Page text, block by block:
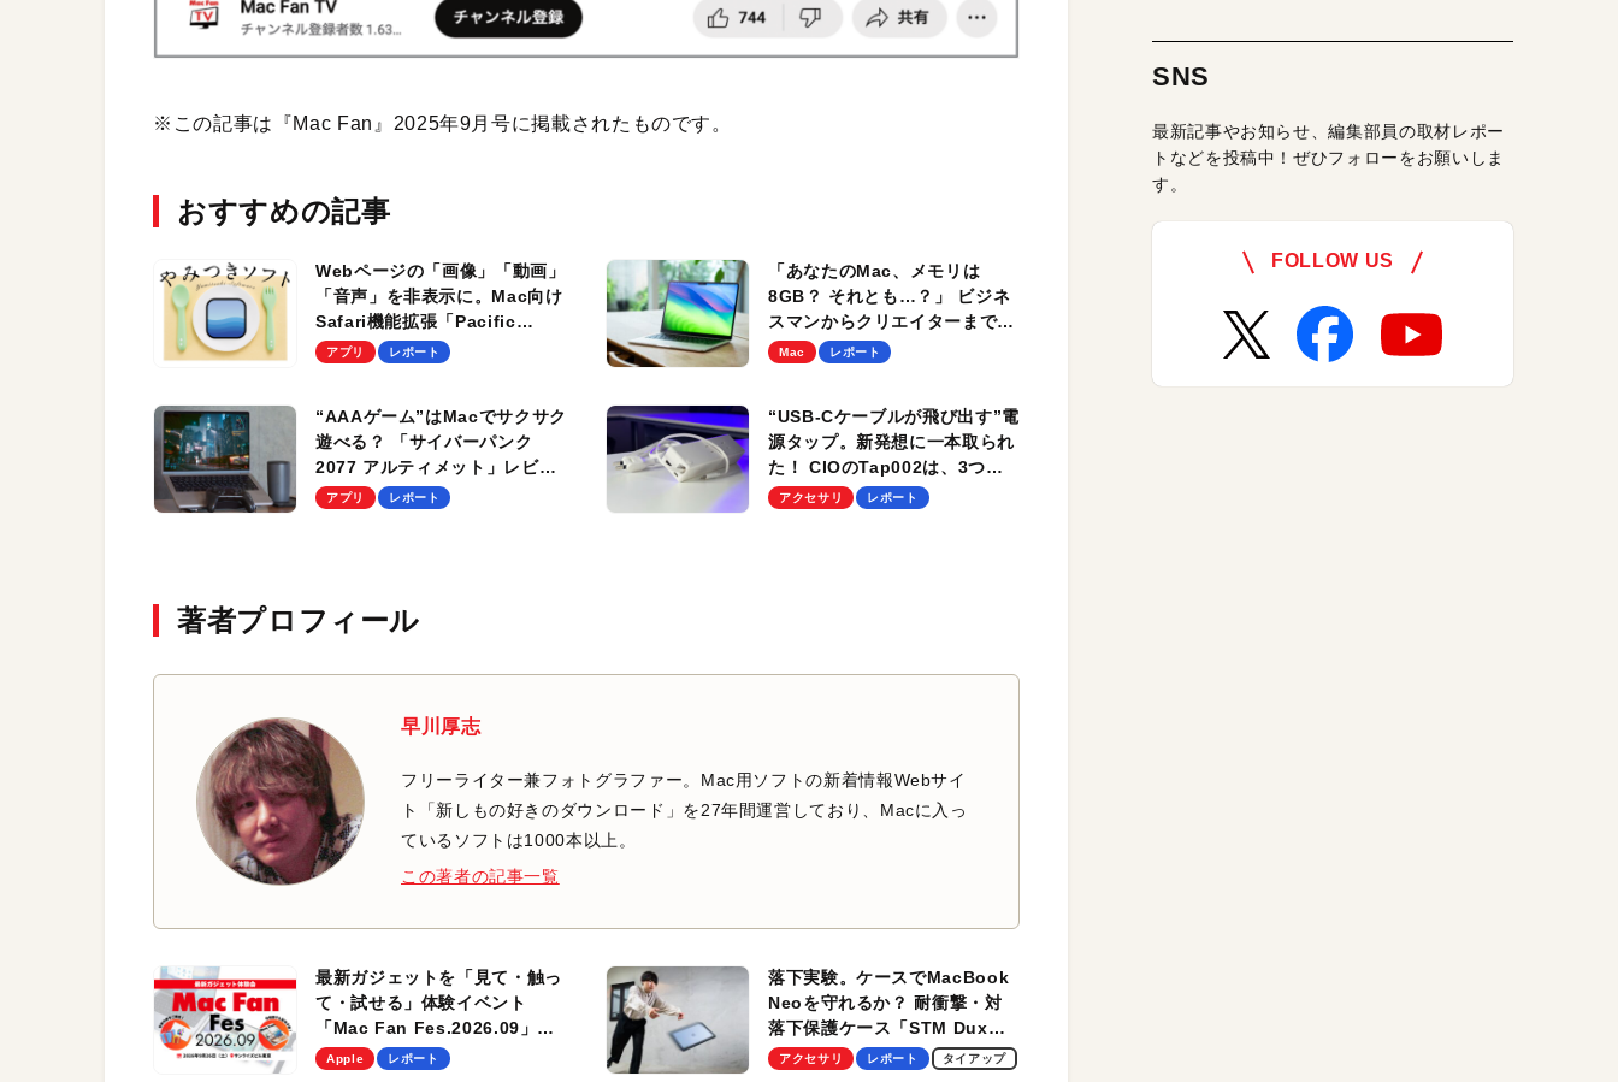
※この記事は『Mac Fan』2025年9月号に掲載されたものです。
おすすめの記事
Webページの「画像」「動画」
「音声」を非表示に。Mac向け
Safari機能拡張「Pacific
Block」。テキストへの集中
アプリ レポート
「あなたのMac、メモリは
8GB？ それとも…？」 ビジネ
スマンからクリエイターまで、
Macユーザ20人に聞いてみた
Mac レポート
“AAAゲーム”はMacでサクサク
遊べる？ 「サイバーパンク
2077 アルティメット」レビュ
ー。1万円越えの価値は…間違
アプリ レポート
“USB-Cケーブルが飛び出す”電
源タップ。新発想に一本取られ
た！ CIOのTap002は、3つの
コンセント、USB-A、Cポート
アクセサリ レポート
著者プロフィール
早川厚志
フリーライター兼フォトグラファー。Mac用ソフトの新着情報Webサイ
ト「新しもの好きのダウンロード」を27年間運営しており、Macに入っ
ているソフトは1000本以上。
この著者の記事一覧
最新ガジェットを「見て・触っ
て・試せる」体験イベント
「Mac Fan Fes.2026.09」
を、9月26日（土）に開催しま
Apple レポート
落下実験。ケースでMacBook
Neoを守れるか？ 耐衝撃・対
落下保護ケース「STM Dux
Ultra」を検証。学生、ビジネ
アクセサリ レポート タイアップ
SNS
最新記事やお知らせ、編集部員の取材レポー
トなどを投稿中！ぜひフォローをお願いしま
す。
FOLLOW US